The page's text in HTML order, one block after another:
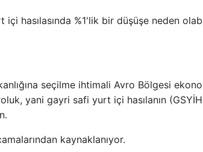
hasılasında %1'lik bir düşüşe neden
seçilme ihtimali Avro Bölgesi
yani gayri safi yurt içi hasılanın
kaynaklanıyor.